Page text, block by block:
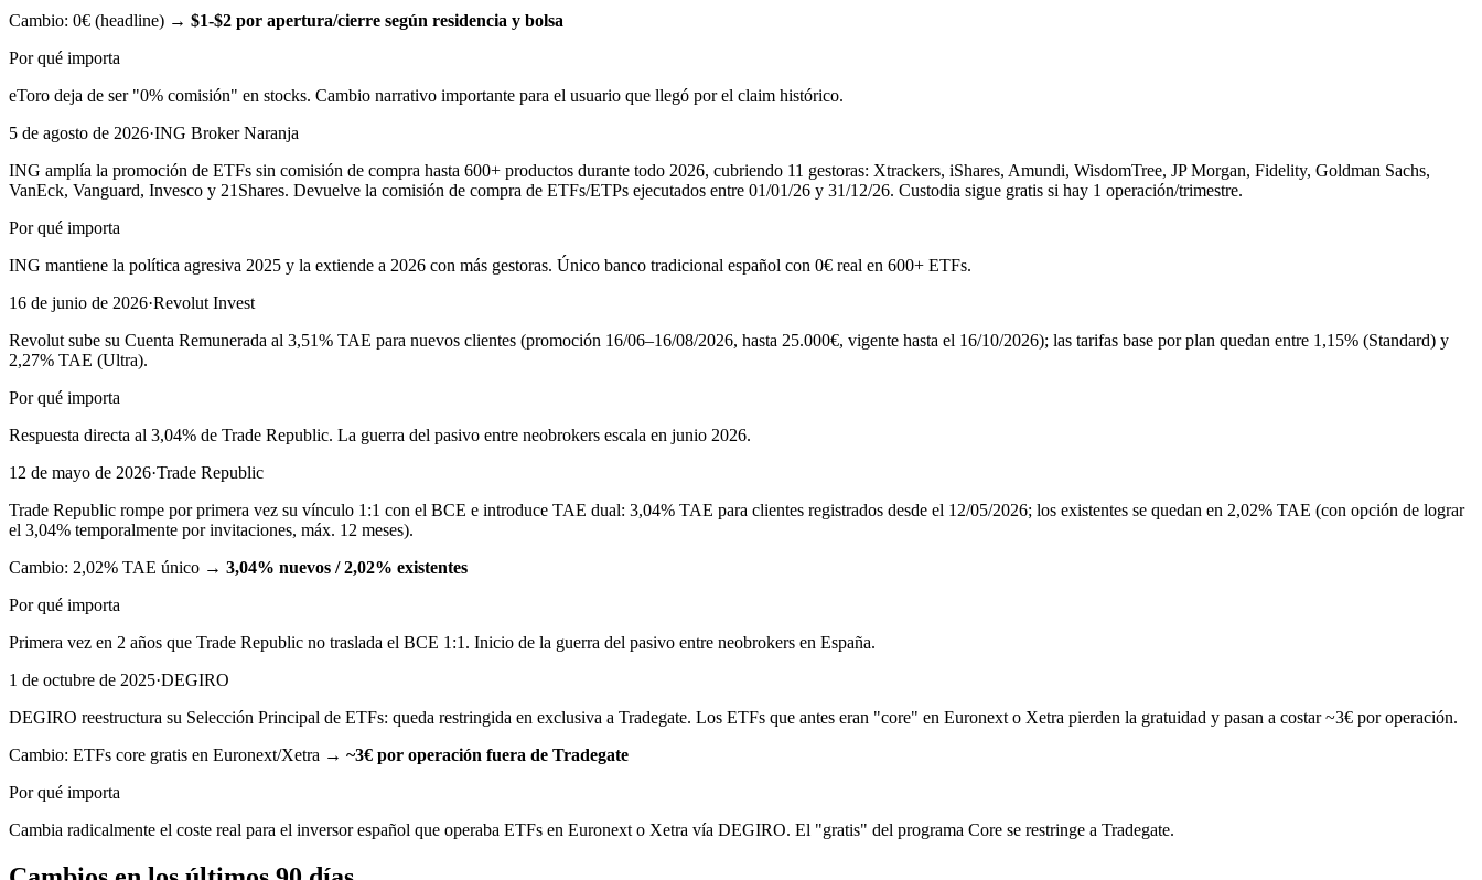
Cambio: 0€ (headline) → $1-$2 por apertura/cierre según residencia y bolsa
Por qué importa
eToro deja de ser "0% comisión" en stocks. Cambio narrativo importante para el usuario que llegó por el claim histórico.
5 de agosto de 2026·ING Broker Naranja
ING amplía la promoción de ETFs sin comisión de compra hasta 600+ productos durante todo 2026, cubriendo 11 gestoras: Xtrackers, iShares, Amundi, WisdomTree, JP Morgan, Fidelity, Goldman Sachs,
VanEck, Vanguard, Invesco y 21Shares. Devuelve la comisión de compra de ETFs/ETPs ejecutados entre 01/01/26 y 31/12/26. Custodia sigue gratis si hay 1 operación/trimestre.
Por qué importa
ING mantiene la política agresiva 2025 y la extiende a 2026 con más gestoras. Único banco tradicional español con 0€ real en 600+ ETFs.
16 de junio de 2026·Revolut Invest
Revolut sube su Cuenta Remunerada al 3,51% TAE para nuevos clientes (promoción 16/06–16/08/2026, hasta 25.000€, vigente hasta el 16/10/2026); las tarifas base por plan quedan entre 1,15% (Standard) y
2,27% TAE (Ultra).
Por qué importa
Respuesta directa al 3,04% de Trade Republic. La guerra del pasivo entre neobrokers escala en junio 2026.
12 de mayo de 2026·Trade Republic
Trade Republic rompe por primera vez su vínculo 1:1 con el BCE e introduce TAE dual: 3,04% TAE para clientes registrados desde el 12/05/2026; los existentes se quedan en 2,02% TAE (con opción de lograr
el 3,04% temporalmente por invitaciones, máx. 12 meses).
Cambio: 2,02% TAE único → 3,04% nuevos / 2,02% existentes
Por qué importa
Primera vez en 2 años que Trade Republic no traslada el BCE 1:1. Inicio de la guerra del pasivo entre neobrokers en España.
1 de octubre de 2025·DEGIRO
DEGIRO reestructura su Selección Principal de ETFs: queda restringida en exclusiva a Tradegate. Los ETFs que antes eran "core" en Euronext o Xetra pierden la gratuidad y pasan a costar ~3€ por operación.
Cambio: ETFs core gratis en Euronext/Xetra → ~3€ por operación fuera de Tradegate
Por qué importa
Cambia radicalmente el coste real para el inversor español que operaba ETFs en Euronext o Xetra vía DEGIRO. El "gratis" del programa Core se restringe a Tradegate.